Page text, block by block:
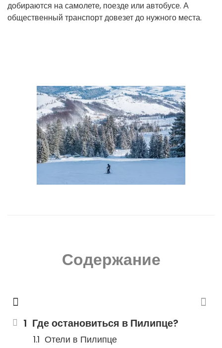
добираются на самолете, поезде или автобусе. А
общественный транспорт довезет до нужного места.
Содержание
Где остановиться в Пилипце?
Отели в Пилипце